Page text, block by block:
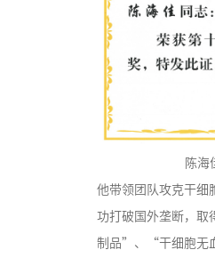
陈海
他带领团队攻克干
功打破国外垄断，
制品”、“干细胞无